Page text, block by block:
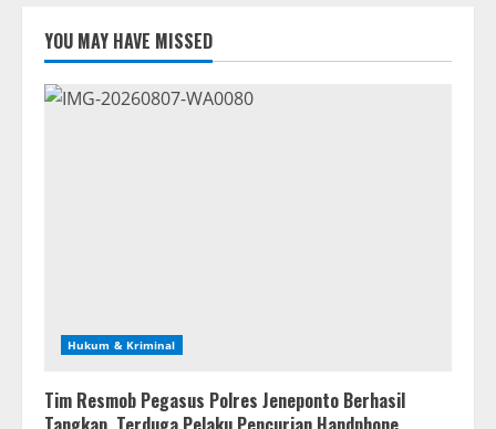
YOU MAY HAVE MISSED
Hukum & Kriminal
Tim Resmob Pegasus Polres Jeneponto Berhasil